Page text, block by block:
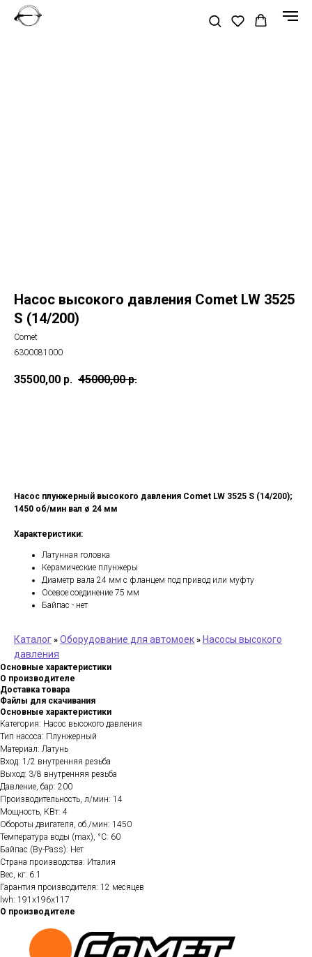
Насос высокого давления Comet LW 3525
S (14/200)
Comet
6300081000
35500,00 р. 45000,00 р.
Насос плунжерный высокого давления Comet LW 3525 S (14/200);
1450 об/мин вал ø 24 мм
Характеристики:
Латунная головка
Керамические плунжеры
Диаметр вала 24 мм с фланцем под привод или муфту
Осевое соединение 75 мм
Байпас - нет
Каталог » Оборудование для автомоек » Насосы высокого
давления
Основные характеристики
О производителе
Доставка товара
Файлы для скачивания
Основные характеристики
Категория: Насос высокого давления
Тип насоса: Плунжерный
Материал: Латунь
Вход: 1/2 внутренняя резьба
Выход: 3/8 внутренняя резьба
Давление, бар: 200
Производительность, л/мин: 14
Мощность, КВт: 4
Обороты двигателя, об./мин: 1450
Температура воды (max), °C: 60
Байпас (By-Pass): Нет
Страна производства: Италия
Вес, кг: 6.1
Гарантия производителя: 12 месяцев
lwh: 191x196x117
О производителе